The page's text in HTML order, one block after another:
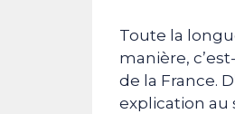
Toute la
manière,
de la France.
explication au